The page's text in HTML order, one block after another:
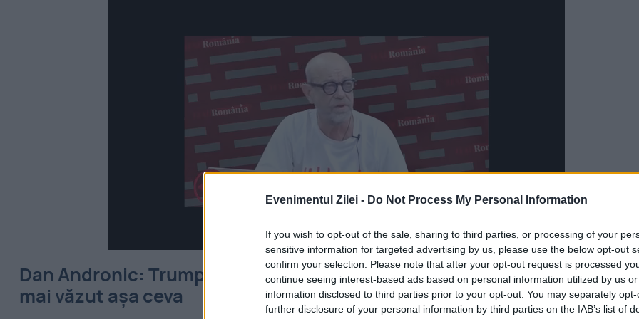
Evenimentul Zilei - Do Not Process My Personal Information
If you wish to opt-out of the sale, sharing to third parties, or processing of your
sensitive information for targeted advertising by us, please use the below opt-out
confirm your selection. Please note that after your opt-out request is processed
continue seeing interest-based ads based on personal information utilized by us
information disclosed to third parties prior to your opt-out. You may separately
further disclosure of your personal information by third parties on the IAB’s list of
Dan Andronic: Trump a fost foarte emoționat de copiii care țopăiau. N-
mai văzut așa ceva